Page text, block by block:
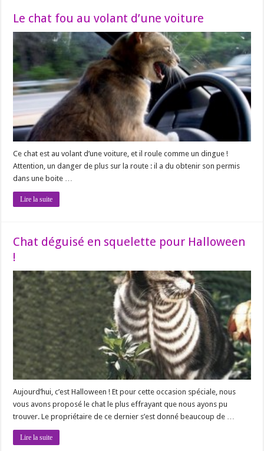
Le chat fou au volant d’une voiture
Ce chat est au volant d’une voiture, et il roule comme un dingue !
Attention, un danger de plus sur la route : il a du obtenir son permis
dans une boite …
Lire la suite
Chat déguisé en squelette pour Halloween
!
Aujourd’hui, c’est Halloween ! Et pour cette occasion spéciale, nous
vous avons proposé le chat le plus effrayant que nous ayons pu
trouver. Le propriétaire de ce dernier s’est donné beaucoup de …
Lire la suite